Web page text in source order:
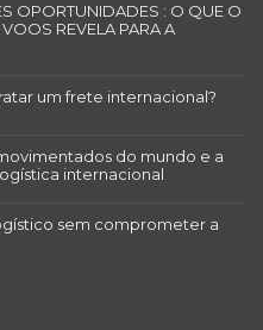
OPORTUNIDADES : O QUE O
REVELA PARA A
um frete internacional?
do mundo e a
internacional
sem comprometer a